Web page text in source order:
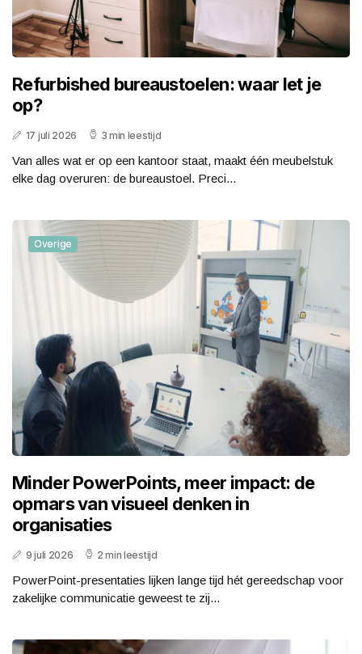
Refurbished bureaustoelen: waar let je
op?
17 juli 2026 3 min leestijd
Van alles wat er op een kantoor staat, maakt één meubelstuk
elke dag overuren: de bureaustoel. Preci...
Overige
Minder PowerPoints, meer impact: de
opmars van visueel denken in
organisaties
9 juli 2026 2 min leestijd
PowerPoint-presentaties lijken lange tijd hét gereedschap voor
zakelijke communicatie geweest te zij...